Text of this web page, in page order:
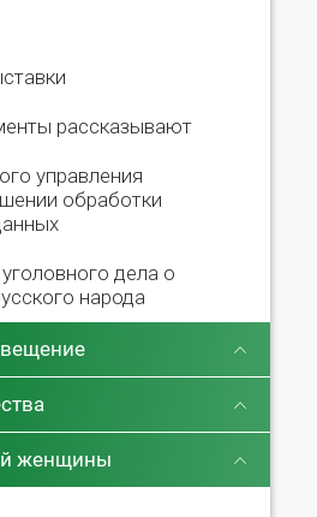
рассказывают
управления
обработки
дела о
народа
женщины